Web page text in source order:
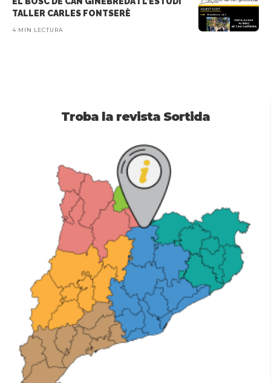
TALLER CARLES FONTSERÈ
4 MIN LECTURA
Troba la revista Sortida